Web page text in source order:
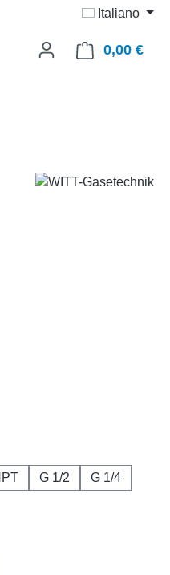
Italiano
0,00 €Il
G 1/2
G 1/4